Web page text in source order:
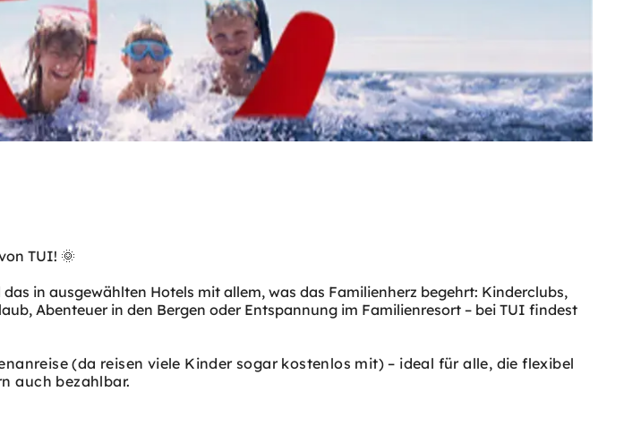
TUI! 🌞
in ausgewählten Hotels mit allem, was das Familienherz begehrt: Kinderclubs,
Abenteuer in den Bergen oder Entspannung im Familienresort – bei TUI findest
(da reisen viele Kinder sogar kostenlos mit) – ideal für alle, die flexibel
auch bezahlbar.